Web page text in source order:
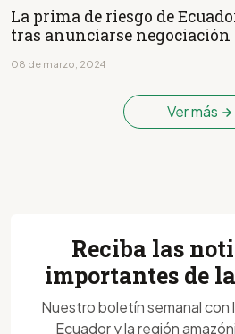
La prima de riesgo de
tras anunciarse negociación
08 de marzo, 2024
Ver más
Reciba las
importantes de
Nuestro boletín semanal con
Ecuador y la región